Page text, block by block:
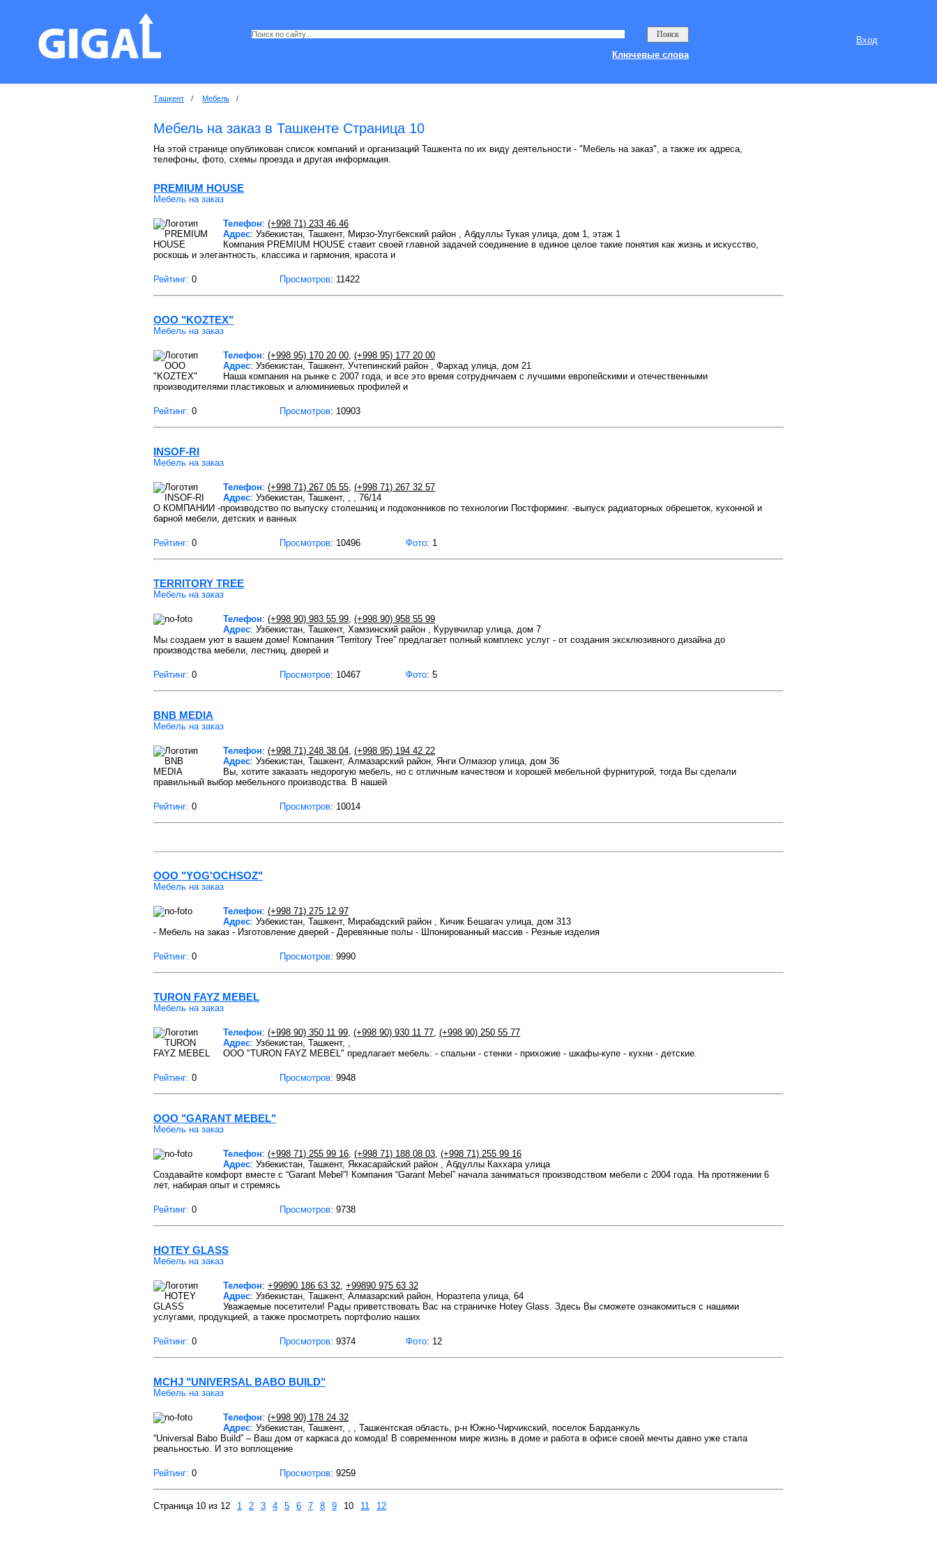
Вход
Ключевые слова
Ташкент / Мебель /
Мебель на заказ в Ташкенте Страница 10
На этой странице опубликован список компаний и организаций Ташкента по их виду деятельности - "Мебель на заказ", а также их адреса,
телефоны, фото, схемы проезда и другая информация.
PREMIUM HOUSE
Мебель на заказ
Телефон: (+998 71) 233 46 46
Адрес: Узбекистан, Ташкент, Мирзо-Улугбекский район , Абдуллы Тукая улица, дом 1, этаж 1
Компания PREMIUM HOUSE ставит своей главной задачей соединение в единое целое такие понятия как жизнь и искусство,
роскошь и элегантность, классика и гармония, красота и
Рейтинг: 0 Просмотров: 11422
ООО "KOZTEX"
Мебель на заказ
Телефон: (+998 95) 170 20 00, (+998 95) 177 20 00
Адрес: Узбекистан, Ташкент, Учтепинский район , Фархад улица, дом 21
Наша компания на рынке с 2007 года, и все это время сотрудничаем с лучшими европейскими и отечественными
производителями пластиковых и алюминиевых профилей и
Рейтинг: 0 Просмотров: 10903
INSOF-RI
Мебель на заказ
Телефон: (+998 71) 267 05 55, (+998 71) 267 32 57
Адрес: Узбекистан, Ташкент, , , 76/14
О КОМПАНИИ -производство по выпуску столешниц и подоконников по технологии Постформинг. -выпуск радиаторных обрешеток, кухонной и
барной мебели, детских и ванных
Рейтинг: 0 Просмотров: 10496 Фото: 1
TERRITORY TREE
Мебель на заказ
Телефон: (+998 90) 983 55 99, (+998 90) 958 55 99
Адрес: Узбекистан, Ташкент, Хамзинский район , Курувчилар улица, дом 7
Мы создаем уют в вашем доме! Компания “Territory Tree” предлагает полный комплекс услуг - от создания эксклюзивного дизайна до
производства мебели, лестниц, дверей и
Рейтинг: 0 Просмотров: 10467 Фото: 5
BNB MEDIA
Мебель на заказ
Телефон: (+998 71) 248 38 04, (+998 95) 194 42 22
Адрес: Узбекистан, Ташкент, Алмазарский район, Янги Олмазор улица, дом 36
Вы, хотите заказать недорогую мебель, но с отличным качеством и хорошей мебельной фурнитурой, тогда Вы сделали
правильный выбор мебельного производства. В нашей
Рейтинг: 0 Просмотров: 10014
OOO "YOG'OCHSOZ"
Мебель на заказ
Телефон: (+998 71) 275 12 97
Адрес: Узбекистан, Ташкент, Мирабадский район , Кичик Бешагач улица, дом 313
- Мебель на заказ - Изготовление дверей - Деревянные полы - Шпонированный массив - Резные изделия
Рейтинг: 0 Просмотров: 9990
TURON FAYZ MEBEL
Мебель на заказ
Телефон: (+998 90) 350 11 99, (+998 90) 930 11 77, (+998 90) 250 55 77
Адрес: Узбекистан, Ташкент, ,
ООО "TURON FAYZ MEBEL" предлагает мебель: - спальни - стенки - прихожие - шкафы-купе - кухни - детские.
Рейтинг: 0 Просмотров: 9948
OOO "GARANT MEBEL"
Мебель на заказ
Телефон: (+998 71) 255 99 16, (+998 71) 188 08 03, (+998 71) 255 99 16
Адрес: Узбекистан, Ташкент, Яккасарайский район , Абдуллы Каххара улица
Создавайте комфорт вместе с “Garant Mebel”! Компания “Garant Mebel” начала заниматься производством мебели с 2004 года. На протяжении 6
лет, набирая опыт и стремясь
Рейтинг: 0 Просмотров: 9738
HOTEY GLASS
Мебель на заказ
Телефон: +99890 186 63 32, +99890 975 63 32
Адрес: Узбекистан, Ташкент, Алмазарский район, Норазтепа улица, 64
Уважаемые посетители! Рады приветствовать Вас на страничке Hotey Glass. Здесь Вы сможете ознакомиться с нашими
услугами, продукцией, а также просмотреть портфолио наших
Рейтинг: 0 Просмотров: 9374 Фото: 12
MCHJ "UNIVERSAL BABO BUILD"
Мебель на заказ
Телефон: (+998 90) 178 24 32
Адрес: Узбекистан, Ташкент, , , Ташкентская область, р-н Южно-Чирчикский, поселок Барданкуль
“Universal Babo Build” – Ваш дом от каркаса до комода! В современном мире жизнь в доме и работа в офисе своей мечты давно уже стала
реальностью. И это воплощение
Рейтинг: 0 Просмотров: 9259
Страница 10 из 12 1 2 3 4 5 6 7 8 9 10 11 12